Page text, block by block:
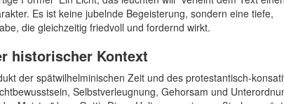
Es ist keine jubelnde Begeisterung, sondern eine tiefe,
die gleichzeitig friedvoll und fordernd wirkt.
historischer Kontext
der spätwilhelminischen Zeit und des protestantisch-
Selbstverleugnung, Gehorsam und